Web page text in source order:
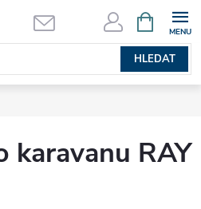
HLEDAT
NÁKUPNÍ
KOŠÍK
karavanu RAY